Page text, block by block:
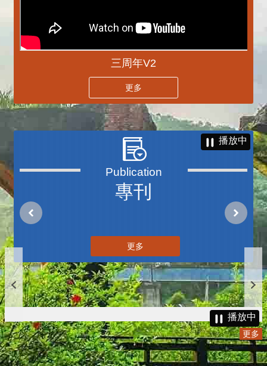
三周年V2
更多
專刊
播放中
更多
播放中
更多